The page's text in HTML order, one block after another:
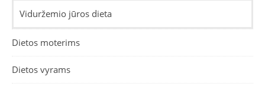
Viduržemio jūros dieta
Dietos moterims
Dietos vyrams